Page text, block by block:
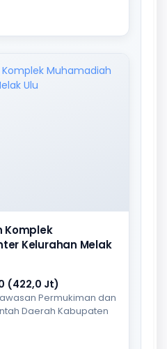
Komplek
Kelurahan Melak
(422,0 Jt)
Permukiman dan
Daerah Kabupaten